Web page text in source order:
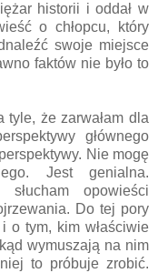
historii i oddał w
o chłopcu, który
swoje miejsce
faktów nie było to
tyle, że zarwałam dla
głównego
Nie mogę
Jest genialna.
opowieści
Do tej pory
o tym, kim właściwie
wymuszają na nim
to próbuje zrobić.